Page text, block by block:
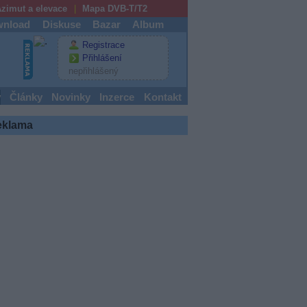
a elevace Mapa DVB-T/T2
Diskuse Bazar Album
Registrace
Přihlášení
nepřihlášený
Články Novinky Inzerce Kontakt